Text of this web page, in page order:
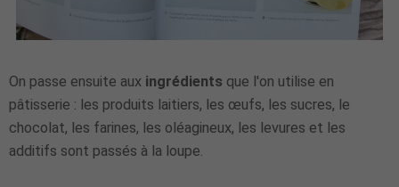
On passe ensuite aux ingrédients que l'on utilise en
pâtisserie : les produits laitiers, les œufs, les sucres, le
chocolat, les farines, les oléagineux, les levures et les
additifs sont passés à la loupe.